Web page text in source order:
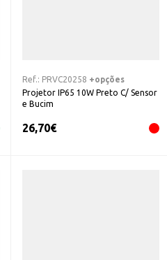
Ref.: PRVC20258 +opções
Projetor IP65 10W Preto C/ Sensor
e Bucim
26,70€